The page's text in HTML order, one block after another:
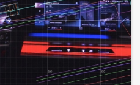
疊，包括全球規模基礎架
，是組織轉型的利器。
驗，為複雜的商業難題提供